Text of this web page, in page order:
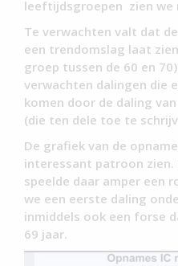
leeftijdsgroepen zien we
Te verwachten valt dat
een trendomslag laat
groep tussen de 60 en
verwachten dalingen die
komen door de daling
(die ten dele toe te
De grafiek van de
interessant patroon zien.
speelde daar amper een
we een eerste daling
inmiddels ook een forse
69 jaar.